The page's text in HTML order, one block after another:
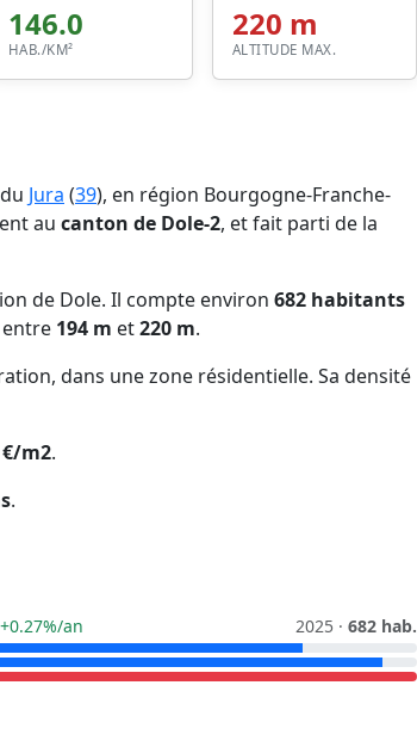
146.0
HAB./KM²
220 m
ALTITUDE MAX.
Jura (39), en région Bourgogne-Franche-
au canton de Dole-2, et fait parti de la
de Dole. Il compte environ 682 habitants
194 m et220 m.
dans une zone résidentielle. Sa densité
€/m2.
.
+0.27%/an 2025 · 682 hab.